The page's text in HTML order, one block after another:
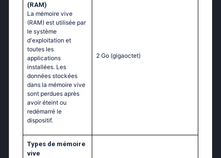
(RAM)
La mémoire vive
(RAM) est utilisée par
le système
d'exploitation et
toutes les
applications
installées. Les
données stockées
dans la mémoire vive
sont perdues après
avoir éteint ou
redémarré le
dispositif.
2 Go (gigaoctet)
Тypes de mémoire
vive